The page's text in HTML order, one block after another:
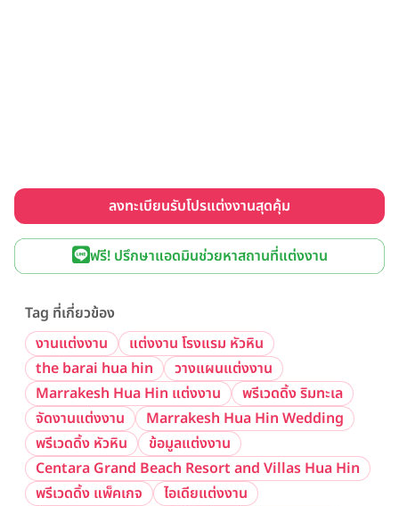
ลงทะเบียนรับโปรแต่งงานสุดคุ้ม
ฟรี! ปรึกษาแอดมินช่วยหาสถานที่แต่งงาน
Tag ที่เกี่ยวข้อง
งานแต่งงาน
แต่งงาน โรงแรม หัวหิน
the barai hua hin
วางแผนแต่งงาน
Marrakesh Hua Hin แต่งงาน
พรีเวดดิ้ง ริมทะเล
จัดงานแต่งงาน
Marrakesh Hua Hin Wedding
พรีเวดดิ้ง หัวหิน
ข้อมูลแต่งงาน
Centara Grand Beach Resort and Villas Hua Hin
พรีเวดดิ้ง แพ็คเกจ
ไอเดียแต่งงาน